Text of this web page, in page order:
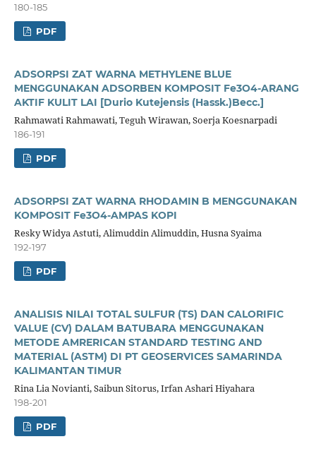
180-185
PDF
ADSORPSI ZAT WARNA METHYLENE BLUE
MENGGUNAKAN ADSORBEN KOMPOSIT Fe3O4-ARANG
AKTIF KULIT LAI [Durio Kutejensis (Hassk.)Becc.]
Rahmawati Rahmawati, Teguh Wirawan, Soerja Koesnarpadi
186-191
PDF
ADSORPSI ZAT WARNA RHODAMIN B MENGGUNAKAN
KOMPOSIT Fe3O4-AMPAS KOPI
Resky Widya Astuti, Alimuddin Alimuddin, Husna Syaima
192-197
PDF
ANALISIS NILAI TOTAL SULFUR (TS) DAN CALORIFIC
VALUE (CV) DALAM BATUBARA MENGGUNAKAN
METODE AMRERICAN STANDARD TESTING AND
MATERIAL (ASTM) DI PT GEOSERVICES SAMARINDA
KALIMANTAN TIMUR
Rina Lia Novianti, Saibun Sitorus, Irfan Ashari Hiyahara
198-201
PDF